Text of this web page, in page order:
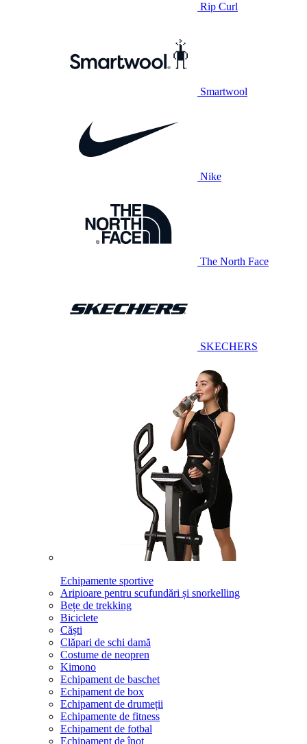
Rip Curl
Smartwool
Nike
The North Face
SKECHERS
Echipamente sportive
Aripioare pentru scufundări și snorkelling
Bețe de trekking
Biciclete
Căști
Clăpari de schi damă
Costume de neopren
Kimono
Echipament de baschet
Echipament de box
Echipament de drumeții
Echipamente de fitness
Echipament de fotbal
Echipament de înot